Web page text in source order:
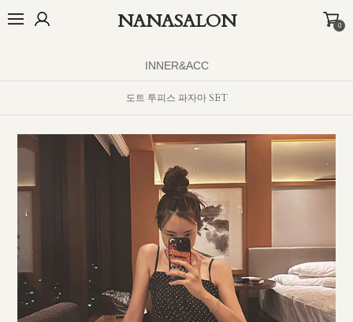
NANASALON 0
INNER&ACC
도트 투피스 파자마 SET